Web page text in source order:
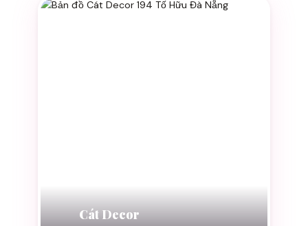
Cát Decor